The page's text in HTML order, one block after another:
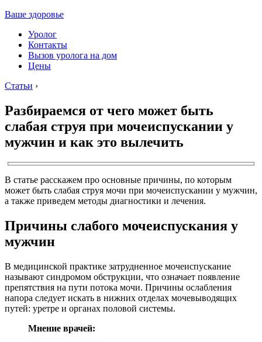
Ваше здоровье
Уролог
Контакты
Вызов уролога на дом
Цены
Статьи ›
Разбираемся от чего может быть
слабая струя при мочеиспускании у
мужчин и как это вылечить
В статье расскажем про основные причины, по которым
может быть слабая струя мочи при мочеиспускании у мужчин,
а также приведем методы диагностики и лечения.
Причины слабого мочеиспускания у
мужчин
В медицинской практике затрудненное мочеиспускание
называют синдромом обструкции, что означает появление
препятствия на пути потока мочи. Причины ослабления
напора следует искать в нижних отделах мочевыводящих
путей: уретре и органах половой системы.
Мнение врачей: